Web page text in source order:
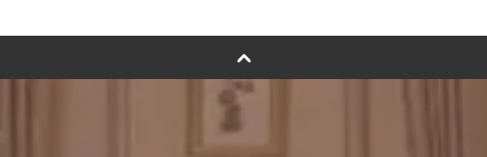
バルーンフラワーブーケについて
プリントフォント詳細＆使用例